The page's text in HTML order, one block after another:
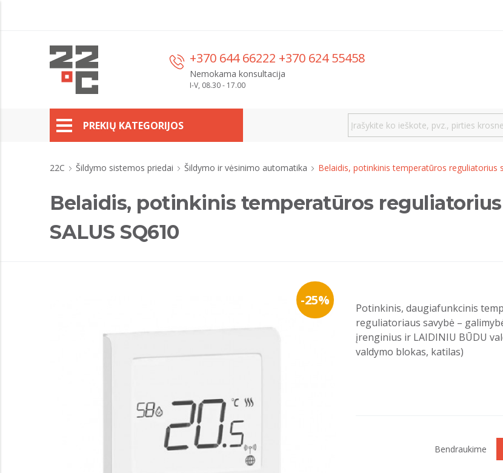
+370 644 66222 +370 624 55458
Nemokama konsultacija
I-V, 08.30 - 17.00
PREKIŲ KATEGORIJOS
22C Šildymo sistemos priedai Šildymo ir vėsinimo automatika Belaidis, potinkinis temperatūros reguliatorius
Belaidis, potinkinis temperatūros
SALUS SQ610
-25%
Potinkinis, daugiafunkcinis
reguliatoriaus savybė –
įrenginius ir LAIDINIU BŪDU
valdymo blokas, katilas)
Bendraukime